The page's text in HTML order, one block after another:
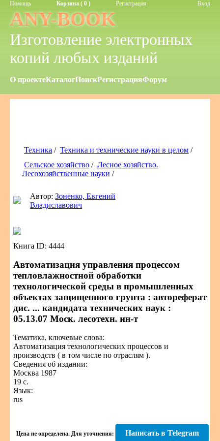
Помощь Корзина ( 0 ) Регистрация Вход
ANY-BOOK
Изготовление электронных
копий любых изданий
О проектеКаталогПоискРегистрацияФорум
Техника / Техника и технические науки в целом /
Сельское хозяйство / Лесное хозяйство.
Лесохозяйственные науки /
Автор:Зоненко, Евгений
Владиславович
Книга ID: 4444
Автоматизация управления процессом
тепловлажностной обработки
технологической среды в промышленных
объектах защищенного грунта : автореферат
дис. ... кандидата технических наук :
05.13.07 Моск. лесотехн. ин-т
Тематика, ключевые слова:
Автоматизация технологических процессов и
производств ( в том числе по отраслям ).
Сведения об издании:
Москва 1987
19 с.
Язык:
rus
Цена не определена. Для уточнения: Написать в Telegram